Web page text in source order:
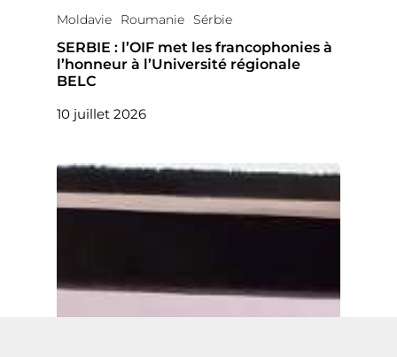
Moldavie
Roumanie Sérbie
SERBIE : l’OIF met les francophonies à
l’honneur à l’Université régionale
BELC
10 juillet 2026